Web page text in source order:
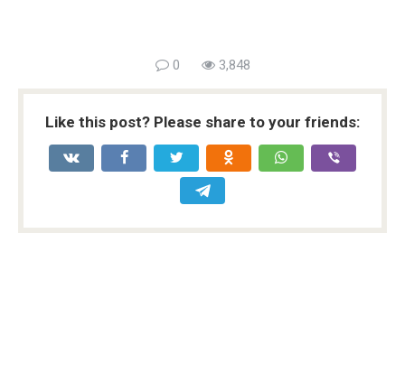
0 3,848
Like this post? Please share to your friends: